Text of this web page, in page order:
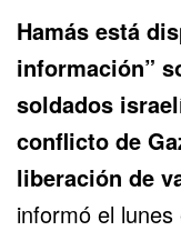
Hamás está
información”
soldados
conflicto de
liberación de
informó el